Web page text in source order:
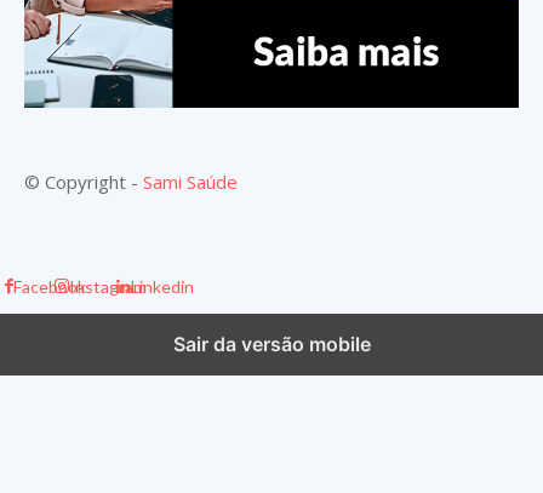
© Copyright - Sami Saúde
FacebookInstagramLinkedin
Sair da versão mobile